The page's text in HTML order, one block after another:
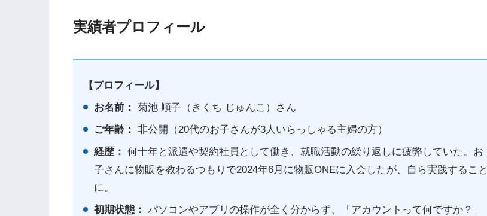
実績者プロフィール
【プロフィール】
お名前： 菊池 順子（きくち じゅんこ）さん
ご年齢： 非公開（20代のお子さんが3人いらっしゃる主婦の方）
経歴： 何十年と派遣や契約社員として働き、就職活動の繰り返しに疲弊していた。お
子さんに物販を教わるつもりで2024年6月に物販ONEに入会したが、自ら実践すること
に。
初期状態： パソコンやアプリの操作が全く分からず、「アカウントって何ですか？」